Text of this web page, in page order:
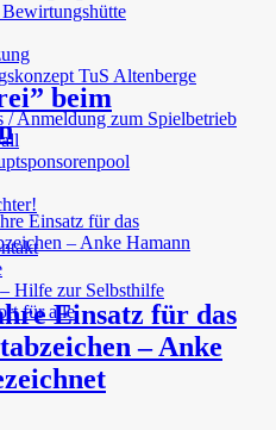
TuS Altenberge
/ Anmeldung zum Spielbetrieb
Hilfe zur Selbsthilfe
für alle
beim
Einsatz für das
– Anke